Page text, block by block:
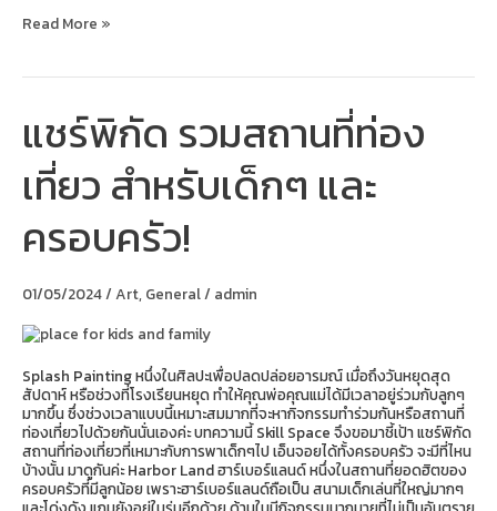
Read More »
แชร์พิกัด รวมสถานที่ท่อง
เที่ยว สำหรับเด็กๆ และ
ครอบครัว!
01/05/2024/Art, General/ admin
Splash Painting หนึ่งในศิลปะเพื่อปลดปล่อยอารมณ์ เมื่อถึงวันหยุดสุด
สัปดาห์ หรือช่วงที่โรงเรียนหยุด ทำให้คุณพ่อคุณแม่ได้มีเวลาอยู่ร่วมกับลูกๆ
มากขึ้น ซึ่งช่วงเวลาแบบนี้เหมาะสมมากที่จะหากิจกรรมทำร่วมกันหรือสถานที่
ท่องเที่ยวไปด้วยกันนั่นเองค่ะ บทความนี้ Skill Space จึงขอมาชี้เป้า แชร์พิกัด
สถานที่ท่องเที่ยวที่เหมาะกับการพาเด็กๆไป เอ็นจอยได้ทั้งครอบครัว จะมีที่ไหน
บ้างนั้น มาดูกันค่ะ Harbor Land ฮาร์เบอร์แลนด์ หนึ่งในสถานที่ยอดฮิตของ
ครอบครัวที่มีลูกน้อย เพราะฮาร์เบอร์แลนด์ถือเป็น สนามเด็กเล่นที่ใหญ่มากๆ
พิกัด
รวม
สถาน
ที่
เที่ยว
สำหรับ
และ
ครอบครัว!